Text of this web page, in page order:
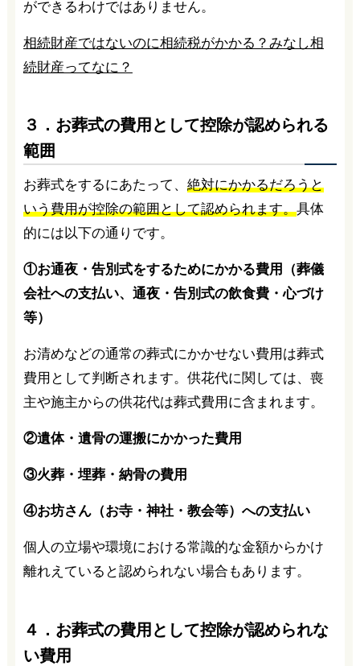
ができるわけではありません。
相続財産ではないのに相続税がかかる？みなし相
続財産ってなに？
３．お葬式の費用として控除が認められる
範囲
お葬式をするにあたって、 絶対にかかるだろうと
いう費用が控除の範囲として認められます。具体
的には以下の通りです。
①お通夜・告別式をするためにかかる費用（葬儀
会社への支払い、通夜・告別式の飲食費・心づけ
等）
お清めなどの通常の葬式にかかせない費用は葬式
費用として判断されます。供花代に関しては、喪
主や施主からの供花代は葬式費用に含まれます。
②遺体・遺骨の運搬にかかった費用
③火葬・埋葬・納骨の費用
④お坊さん（お寺・神社・教会等）への支払い
個人の立場や環境における常識的な金額からかけ
離れえていると認められない場合もあります。
４．お葬式の費用として控除が認められな
い費用